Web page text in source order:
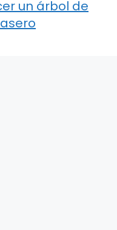
un árbol de